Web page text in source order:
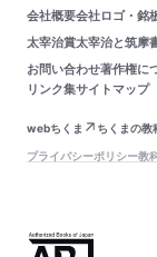
会社概要会社ロゴ・銘
太宰治賞太宰治と筑摩
お問い合わせ著作権に
リンク集サイトマップ
webちくま
ちくまの教
プライバシーポリシー教